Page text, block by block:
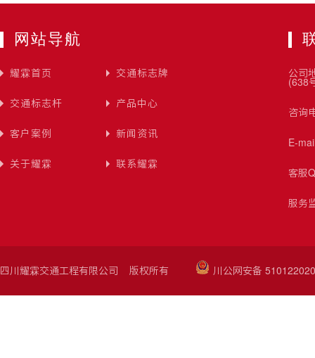
网站导航
耀霖首页 交通标志牌
交通标志杆 产品中心
客户案例 新闻资讯
关于耀霖 联系耀霖
公司
(638
咨询
E-
客服
服务
四川耀霖交通工程有限公司 版权所有 川公网安备